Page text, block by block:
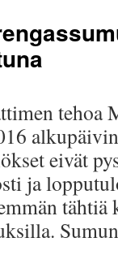
tehoa
eivät
ja